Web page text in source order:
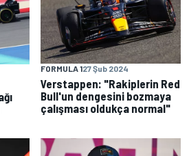
FORMULA 127 Şub 2024
Verstappen: "Rakiplerin Red
Bull'un dengesini bozmaya
çalışması oldukça normal"